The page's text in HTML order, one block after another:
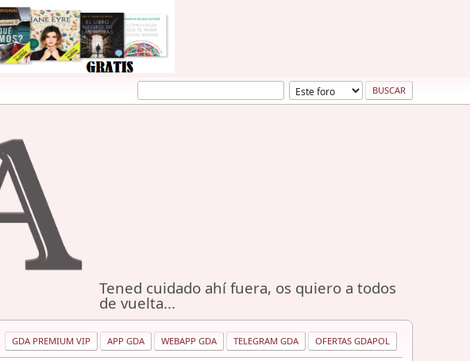
Tened cuidado ahí fuera, os quiero a todos
de vuelta...
GDA PREMIUM VIP APP GDA WEBAPP GDA TELEGRAM GDA OFERTAS GDAPOL